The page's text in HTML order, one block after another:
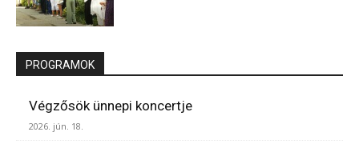
PROGRAMOK
Végzősök ünnepi koncertje
2026. jún. 18.